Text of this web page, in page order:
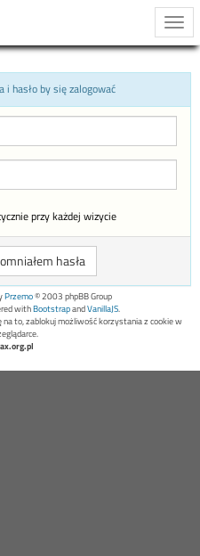
hasło by się zalogować
przy każdej wizycie
hasła
Przemo© 2003 phpBB Group
withBootstrapandVanillaJS.
to, zablokuj możliwość korzystania z cookie w